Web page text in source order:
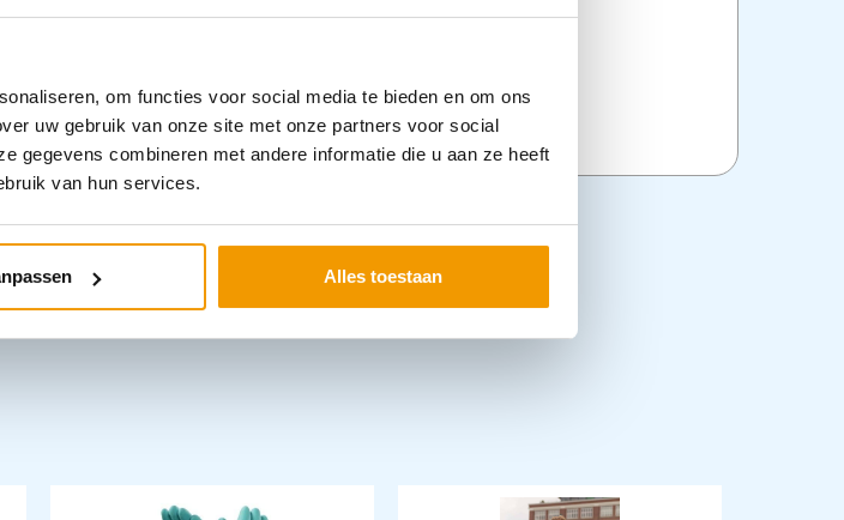
om functies voor social media te bieden en om ons
uw gebruik van onze site met onze partners voor social
gegevens combineren met andere informatie die u aan ze heeft
van hun services.
Alles toestaan